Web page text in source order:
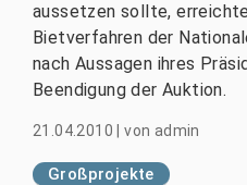
aussetzen sollte,
Bietverfahren der
nach Aussagen ihres
Beendigung der Auktion.
21.04.2010 |von admin
Großprojekte